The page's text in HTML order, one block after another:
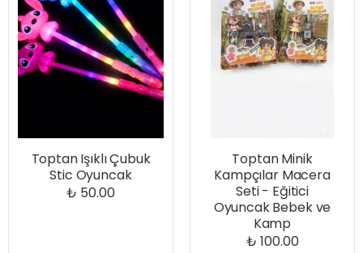
Toptan Işıklı Çubuk
Stic Oyuncak
₺ 50.00
Toptan Minik
Kampçılar Macera
Seti - Eğitici
Oyuncak Bebek ve
Kamp
₺ 100.00